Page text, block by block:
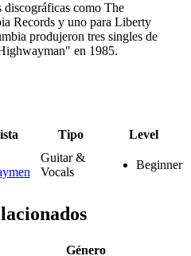
discográficas como The
Records y uno para Liberty
produjeron tres singles de
en 1985.
Tipo Level
Guitar &
Vocals
Beginner
Género